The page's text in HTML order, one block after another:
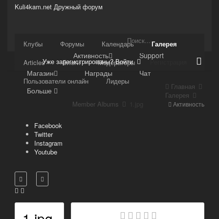
Kuli4kam.net Дружный форум
Сайт
Клубы Форумы Календарь
Галерея
Articles
Блоги
Модераторы
Пользователи онлайн
Лидеры
Активность
Support
Магазин
Награды
Чат
Больше
Уже зарегистрированы? Войти Регистрация
Активность
Главная
Галерея
Member Albums
Facebook
Twitter
Instagram
Youtube